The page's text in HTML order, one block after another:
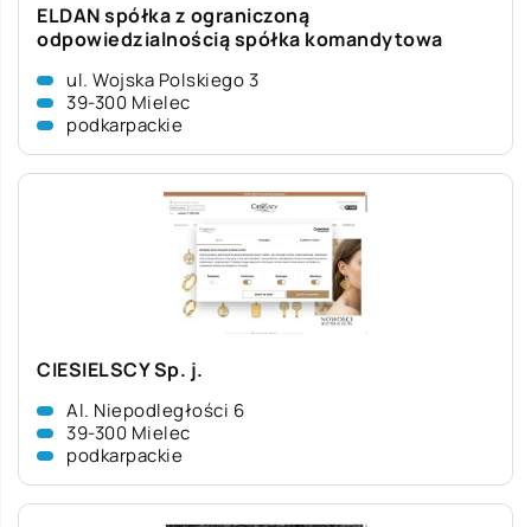
ELDAN spółka z ograniczoną
odpowiedzialnością spółka komandytowa
ul. Wojska Polskiego 3
39-300 Mielec
podkarpackie
CIESIELSCY Sp. j.
Al. Niepodległości 6
39-300 Mielec
podkarpackie